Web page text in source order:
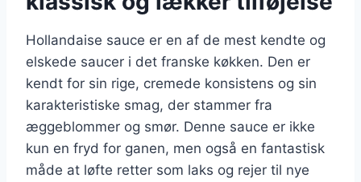
Hollandaise sauce er en af de mest kendte og
elskede saucer i det franske køkken. Den er
kendt for sin rige, cremede konsistens og sin
karakteristiske smag, der stammer fra
æggeblommer og smør. Denne sauce er ikke
kun en fryd for ganen, men også en fantastisk
måde at løfte retter som laks og rejer til nye